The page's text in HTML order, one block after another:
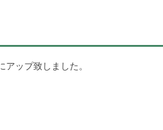
ップ致しました。